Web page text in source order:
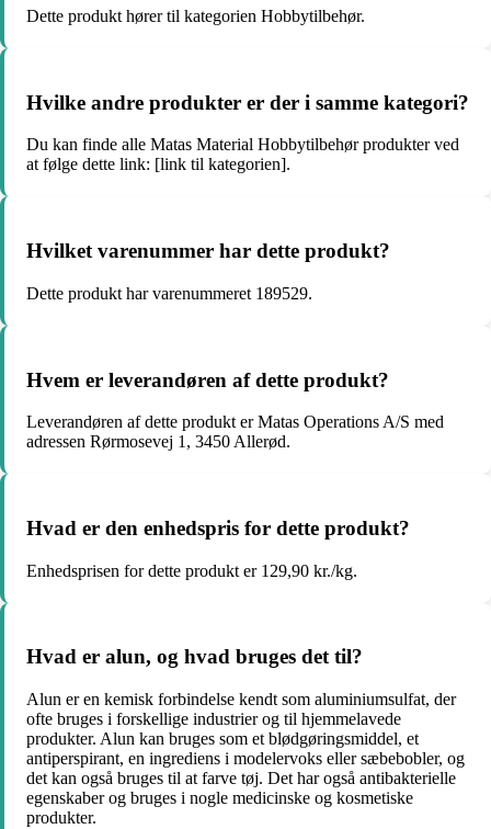
Dette produkt hører til kategorien Hobbytilbehør.
Hvilke andre produkter er der i samme kategori?
Du kan finde alle Matas Material Hobbytilbehør produkter ved
at følge dette link: [link til kategorien].
Hvilket varenummer har dette produkt?
Dette produkt har varenummeret 189529.
Hvem er leverandøren af dette produkt?
Leverandøren af dette produkt er Matas Operations A/S med
adressen Rørmosevej 1, 3450 Allerød.
Hvad er den enhedspris for dette produkt?
Enhedsprisen for dette produkt er 129,90 kr./kg.
Hvad er alun, og hvad bruges det til?
Alun er en kemisk forbindelse kendt som aluminiumsulfat, der
ofte bruges i forskellige industrier og til hjemmelavede
produkter. Alun kan bruges som et blødgøringsmiddel, et
antiperspirant, en ingrediens i modelervoks eller sæbebobler, og
det kan også bruges til at farve tøj. Det har også antibakterielle
egenskaber og bruges i nogle medicinske og kosmetiske
produkter.